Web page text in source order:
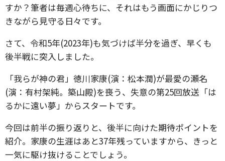
すか？筆者は毎週心待ちに、それはもう画面にかじりつ
きながら見守る日々です。
さて、令和5年(2023年)も気づけば半分を過ぎ、早くも
後半戦に突入しました。
「我らが神の君」徳川家康(演：松本潤)が最愛の瀬名
(演：有村架純。築山殿)を喪う、失意の第25回放送「は
るかに遠い夢」からスタートです。
今回は前半の振り返りと、後半に向けた期待ポイントを
紹介。家康の生涯はあと37年残っていますから、きっと
一気に駆け抜けることでしょう。